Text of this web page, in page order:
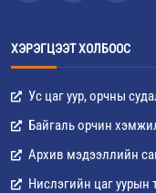
ХЭРЭГЦЭЭТ ХОЛБООС
Ус цаг уур, орчны
Байгаль орчин
Архив мэдээллийн
Нислэгийн цаг уурын